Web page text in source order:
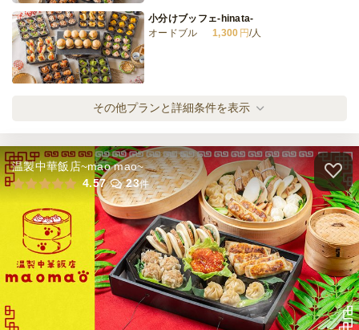
小分けブッフェ-hinata-
オードブル
1,300 円/人
小分けブッフェ-rin-
オードブル
1,600円/人
小分けブッフェ-hana-
オードブル
2,100円 /人
小分けブッフェ-miyabi-
オードブル
2,600円/人
その他プランと詳細条件を表示
温製中華飯店~mao mao~
4.57
23件